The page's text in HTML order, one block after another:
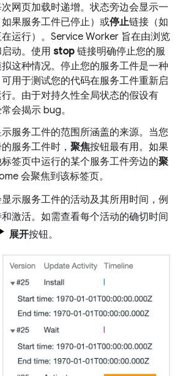
网页加载时递增。状态旁边会显示一
果服务工件已停止）或停止链接（如
运行）。Service Worker 旨在由浏览
动。使用 stop 链接明确停止您的服
这种情况。停止您的服务工件是一种
用于测试您的代码在服务工件重新启
。由于对持久性全局状态的假设有
会揭示 bug。
服务工件的范围所涵盖的来源。当您
服务工件时， 聚焦按钮最有用。如果
签页中运行的某个服务工件旁边的聚
会聚焦到该标签页。
示服务工件的活动及其所用时间，例
激活。如需查看每个活动的确切时间
展开按钮。